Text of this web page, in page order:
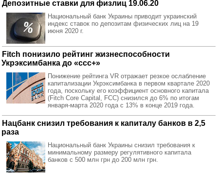
Депозитные ставки для физлиц 19.06.20
Национальный банк Украины приводит украинский
индекс ставок по депозитам физических лиц на 19
июня 2020 г.
Fitch понизило рейтинг жизнеспособности
Укрэксимбанка до «ccc+»
Понижение рейтинга VR отражает резкое ослабление
капитализации Укрэксимбанка в первом квартале 2020
года, поскольку его коэффициент основного капитала
(Fitch Core Capital, FCC) снизился до 6% по итогам
января-марта 2020 года с 13% в конце 2019 года.
Нацбанк снизил требования к капиталу банков в 2,5
раза
Национальный банк Украины снизил требования к
минимальному размеру регулятивного капитала
банков с 500 млн грн до 200 млн грн.